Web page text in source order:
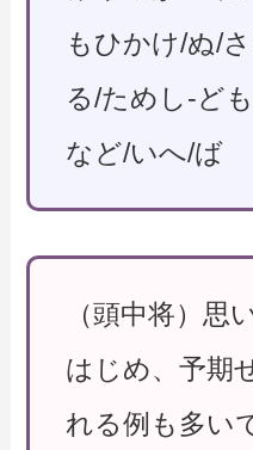
もひかけ/ぬ/
る/ためし-ど
など/いへ/ば
（頭中将）思
はじめ、予期
れる例も多い